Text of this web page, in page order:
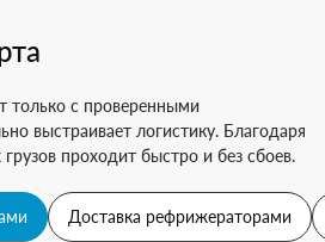
только с проверенными
выстраивает логистику. Благодаря
проходит быстро и без сбоев.
Доставка рефрижераторами